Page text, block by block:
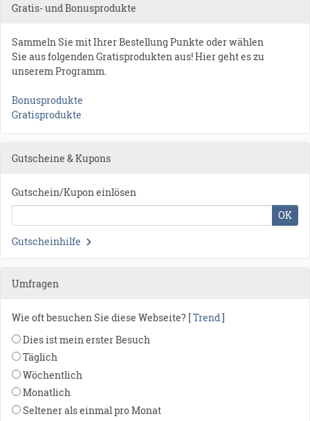
Gratis- und Bonusprodukte
Sammeln Sie mit Ihrer Bestellung Punkte oder wählen
Sie aus folgenden Gratisprodukten aus! Hier geht es zu
unserem Programm.
Bonusprodukte
Gratisprodukte
Gutscheine & Kupons
Gutschein/Kupon einlösen
OK
Gutscheinhilfe
Umfragen
Wie oft besuchen Sie diese Webseite? [Trend]
Dies ist mein erster Besuch
Täglich
Wöchentlich
Monatlich
Seltener als einmal pro Monat